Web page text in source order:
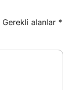
Gerekli alanlar *